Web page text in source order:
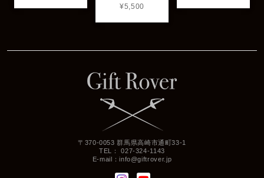
¥5,500
〒370-0053 群馬県高崎市通町33-1
TEL： 027-324-1143
E-mail：info@giftrover.jp